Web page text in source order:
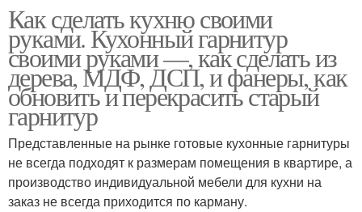
Как сделать кухню своими
руками. Кухонный гарнитур
своими руками —, как сделать из
дерева, МДФ, ДСП, и фанеры, как
обновить и перекрасить старый
гарнитур
Представленные на рынке готовые кухонные гарнитуры
не всегда подходят к размерам помещения в квартире, а
производство индивидуальной мебели для кухни на
заказ не всегда приходится по карману.